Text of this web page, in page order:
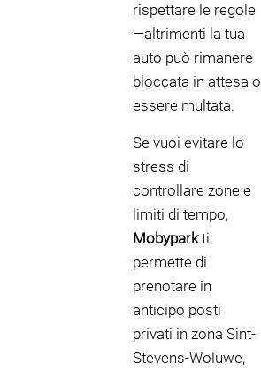
rispettare le regole
—altrimenti la tua
auto può rimanere
bloccata in attesa o
essere multata.
Se vuoi evitare lo
stress di
controllare zone e
limiti di tempo,
Mobyparkti
permette di
prenotare in
anticipo posti
privati in zona Sint-
Stevens-Woluwe,